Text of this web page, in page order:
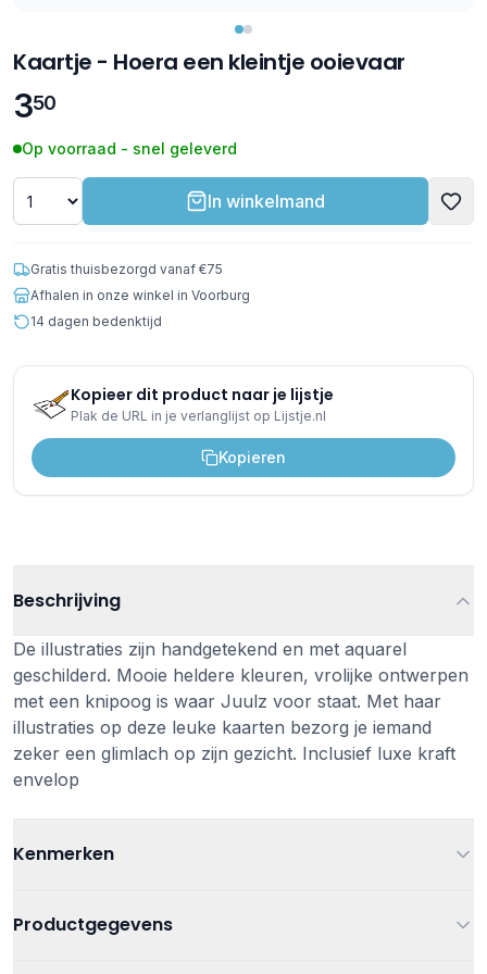
Kaartje - Hoera een kleintje ooievaar
350
Op voorraad - snel geleverd
In winkelmand
Gratis thuisbezorgd vanaf €75
Afhalen in onze winkel in Voorburg
14 dagen bedenktijd
Kopieer dit product naar je lijstje
Plak de URL in je verlanglijst op Lijstje.nl
Kopieren
Beschrijving
De illustraties zijn handgetekend en met aquarel
geschilderd. Mooie heldere kleuren, vrolijke ontwerpen
met een knipoog is waar Juulz voor staat. Met haar
illustraties op deze leuke kaarten bezorg je iemand
zeker een glimlach op zijn gezicht. Inclusief luxe kraft
envelop
Kenmerken
Productgegevens